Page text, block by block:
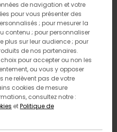
de navigation et votre
pour vous présenter des
; pour mesurer la
contenu ; pour personnaliser
plus sur leur audience ; pour
de nos partenaires.
pour accepter ou non les
ou vous y opposer
ne relèvent pas de votre
cookies de mesure
consultez notre :
etPolitique de